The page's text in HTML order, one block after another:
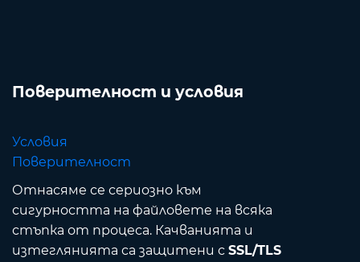
Поверителност и условия
Условия
Поверителност
Отнасяме се сериозно към
сигурността на файловете на всяка
стъпка от процеса. Качванията и
изтеглянията са защитени с SSL/TLS